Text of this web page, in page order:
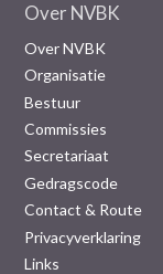
Over NVBK
Over NVBK
Organisatie
Bestuur
Commissies
Secretariaat
Gedragscode
Contact & Route
Privacyverklaring
Links